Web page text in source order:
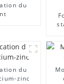
du
du
zinc